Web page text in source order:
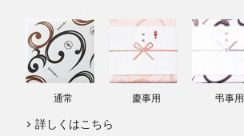
通常 慶事用 弔事用
詳しくはこちら